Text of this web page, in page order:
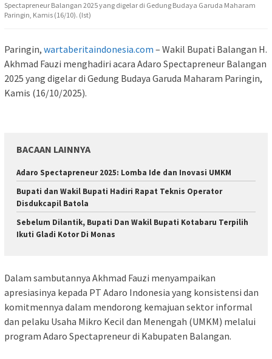
Spectapreneur Balangan 2025 yang digelar di Gedung Budaya Garuda Maharam
Paringin, Kamis (16/10). (Ist)
Paringin, wartaberitaindonesia.com – Wakil Bupati Balangan H.
Akhmad Fauzi menghadiri acara Adaro Spectapreneur Balangan
2025 yang digelar di Gedung Budaya Garuda Maharam Paringin,
Kamis (16/10/2025).
BACAAN LAINNYA
Adaro Spectapreneur 2025: Lomba Ide dan Inovasi UMKM
Bupati dan Wakil Bupati Hadiri Rapat Teknis Operator
Disdukcapil Batola
Sebelum Dilantik, Bupati Dan Wakil Bupati Kotabaru Terpilih
Ikuti Gladi Kotor Di Monas
Dalam sambutannya Akhmad Fauzi menyampaikan
apresiasinya kepada PT Adaro Indonesia yang konsistensi dan
komitmennya dalam mendorong kemajuan sektor informal
dan pelaku Usaha Mikro Kecil dan Menengah (UMKM) melalui
program Adaro Spectapreneur di Kabupaten Balangan.